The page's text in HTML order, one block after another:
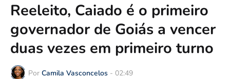
Reeleito, Caiado é o primeiro
governador de Goiás a vencer
duas vezes em primeiro turno
Por Camila Vasconcelos - 02:49